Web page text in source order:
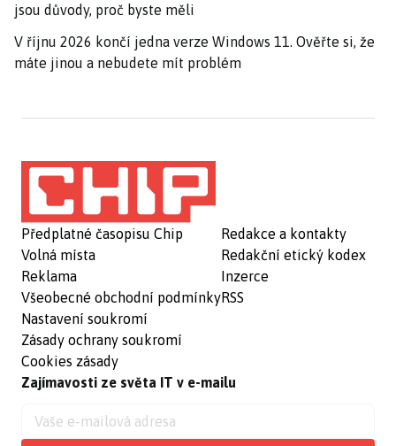
jsou důvody, proč byste měli
V říjnu 2026 končí jedna verze Windows 11. Ověřte si, že
máte jinou a nebudete mít problém
Předplatné časopisu Chip
Volná místa
Reklama
Všeobecné obchodní podmínky
Nastavení soukromí
Zásady ochrany soukromí
Cookies zásady
Redakce a kontakty
Redakční etický kodex
Inzerce
RSS
Zajímavosti ze světa IT v e-mailu